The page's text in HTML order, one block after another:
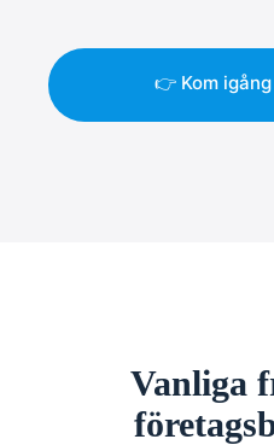
👉 Kom
Vanliga